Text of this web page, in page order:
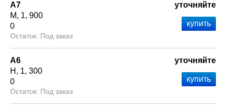
А7
М
1 900
0
Под заказ
уточняйте
А6
Н
1 300
0
Под заказ
уточняйте